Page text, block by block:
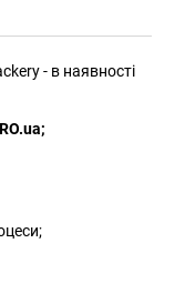
- в наявності
;